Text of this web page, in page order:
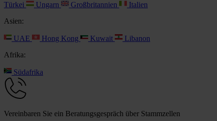
Türkei
Ungarn Großbritannien
Italien
Asien:
UAE Hong Kong Kuwait
Libanon
Afrika:
Südafrika
Vereinbaren Sie ein Beratungsgespräch über Stammzellen